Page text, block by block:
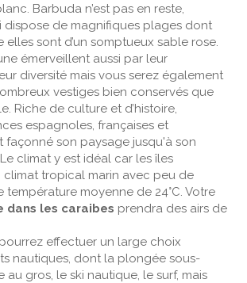
Barbuda n’est pas en reste,
dispose de magnifiques plages dont
elles sont d’un somptueux sable rose.
émerveillent aussi par leur
diversité mais vous serez également
vestiges bien conservés que
Riche de culture et d’histoire,
espagnoles, françaises et
façonné son paysage jusqu'à son
climat y est idéal car les îles
climat tropical marin avec peu de
température moyenne de 24°C. Votre
dans les caraibes prendra des airs de
effectuer un large choix
nautiques, dont la plongée sous-
au gros, le ski nautique, le surf, mais